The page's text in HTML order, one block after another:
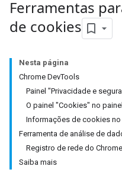
Ferramentas
de cookies
Nesta página
Chrome DevTools
Painel "Privacidade e
O painel "Cookies" no
Informações de cookies no
Ferramenta de análise de
Registro de rede do Chrome
Saiba mais